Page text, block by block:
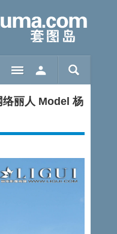
丽人 Model 杨